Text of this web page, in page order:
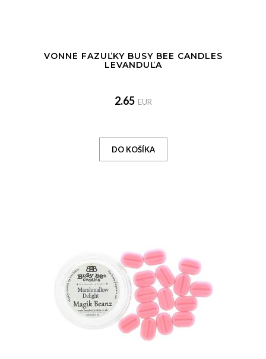
VONNÉ FAZUĽKY BUSY BEE CANDLES
LEVANDUĽA
2.65 EUR